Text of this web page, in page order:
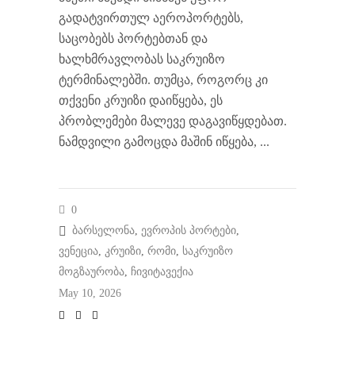
გადატვირთულ აეროპორტებს,
საცობებს პორტებთან და
ხალხმრავლობას საკრუიზო
ტერმინალებში. თუმცა, როგორც კი
თქვენი კრუიზი დაიწყება, ეს
პრობლემები მალევე დაგავიწყდებათ.
ნამდვილი გამოცდა მაშინ იწყება,
0
ბარსელონა, ევროპის პორტები,
ვენეცია, კრუიზი, რომი, საკრუიზო
მოგზაურობა, ჩივიტავექია
May 10, 2026